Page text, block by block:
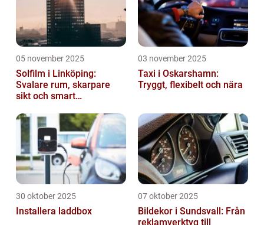
05 november 2025
Solfilm i Linköping:
Svalare rum, skarpare
sikt och smart
03 november 2025
Taxi i Oskarshamn:
Tryggt, flexibelt och nära
30 oktober 2025
Installera laddbox
07 oktober 2025
Bildekor i Sundsvall: Från
reklamverktyg till